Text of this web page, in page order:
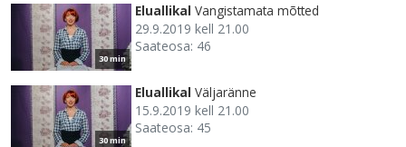
30 min
Eluallikal Vangistamata mõtted
29.9.2019 kell 21.00
Saateosa: 46
30 min
Eluallikal Väljaränne
15.9.2019 kell 21.00
Saateosa: 45